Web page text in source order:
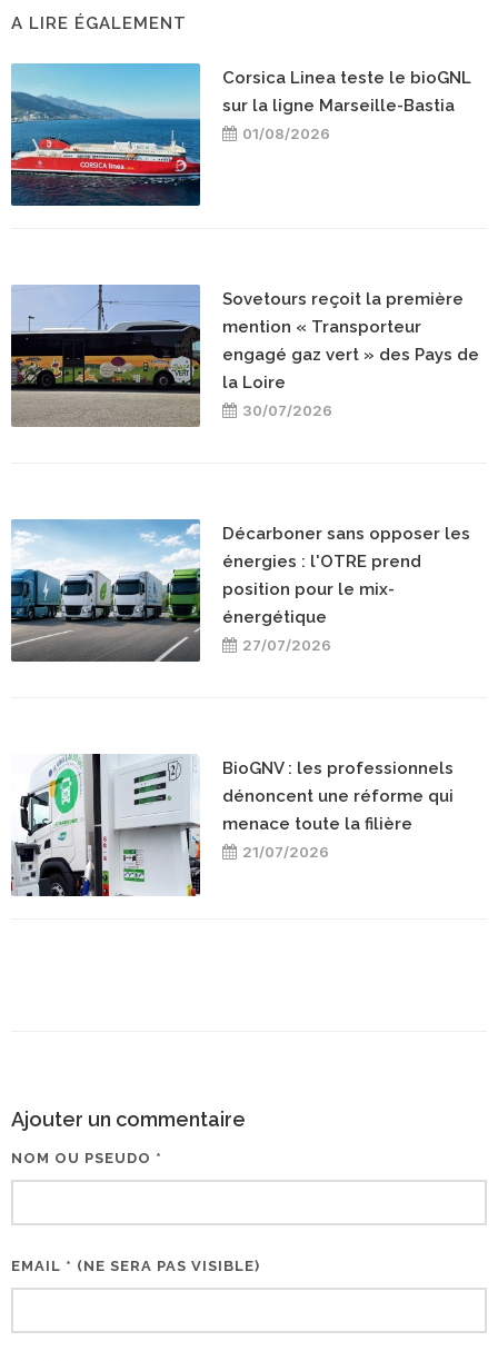
A LIRE ÉGALEMENT
Corsica Linea teste le bioGNL
sur la ligne Marseille-Bastia
01/08/2026
Sovetours reçoit la première
mention « Transporteur
engagé gaz vert » des Pays de
la Loire
30/07/2026
Décarboner sans opposer les
énergies : l'OTRE prend
position pour le mix-
énergétique
27/07/2026
BioGNV : les professionnels
dénoncent une réforme qui
menace toute la filière
21/07/2026
Ajouter un commentaire
NOM OU PSEUDO *
EMAIL * (NE SERA PAS VISIBLE)